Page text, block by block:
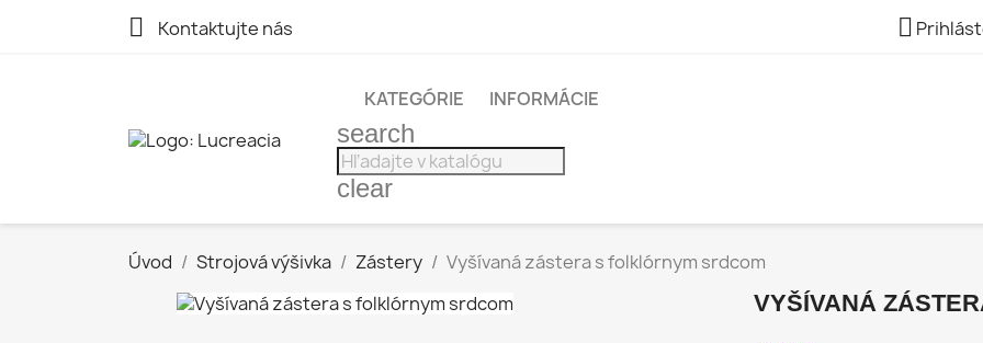
 Kontaktujte nás 
KATEGÓRIE INFORMÁCIE
search
clear
Úvod Strojová výšivka Zástery Vyšívaná zástera s folklórnym srdcom
VYŠÍVANÁ